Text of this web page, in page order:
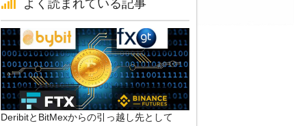
よく読まれている記事
DeribitとBitMexからの引っ越し先として